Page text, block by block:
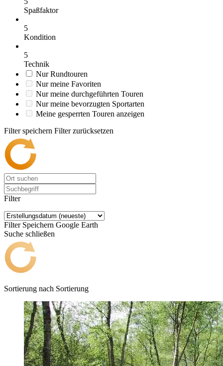
Spaßfaktor
5
Kondition
5
Technik
Nur Rundtouren
Nur meine Favoriten
Nur meine durchgeführten Touren
Nur meine bevorzugten Sportarten
Meine gesperrten Touren anzeigen
Filter speichern Filter zurücksetzen
Filter
Filter Speichern Google Earth
Suche schließen
Sortierung nach Sortierung